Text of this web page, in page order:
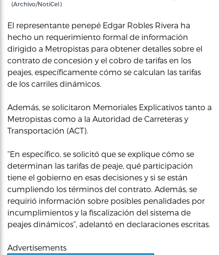
(Archivo/NotiCel)
El representante penepé Edgar Robles Rivera ha
hecho un requerimiento formal de información
dirigido a Metropistas para obtener detalles sobre el
contrato de concesión y el cobro de tarifas en los
peajes, específicamente cómo se calculan las tarifas
de los carriles dinámicos.
Además, se solicitaron Memoriales Explicativos tanto a
Metropistas como a la Autoridad de Carreteras y
Transportación (ACT).
“En específico, se solicitó que se explique cómo se
determinan las tarifas de peaje, qué participación
tiene el gobierno en esas decisiones y si se están
cumpliendo los términos del contrato. Además, se
requirió información sobre posibles penalidades por
incumplimientos y la fiscalización del sistema de
peajes dinámicos”, adelantó en declaraciones escritas.
Advertisements